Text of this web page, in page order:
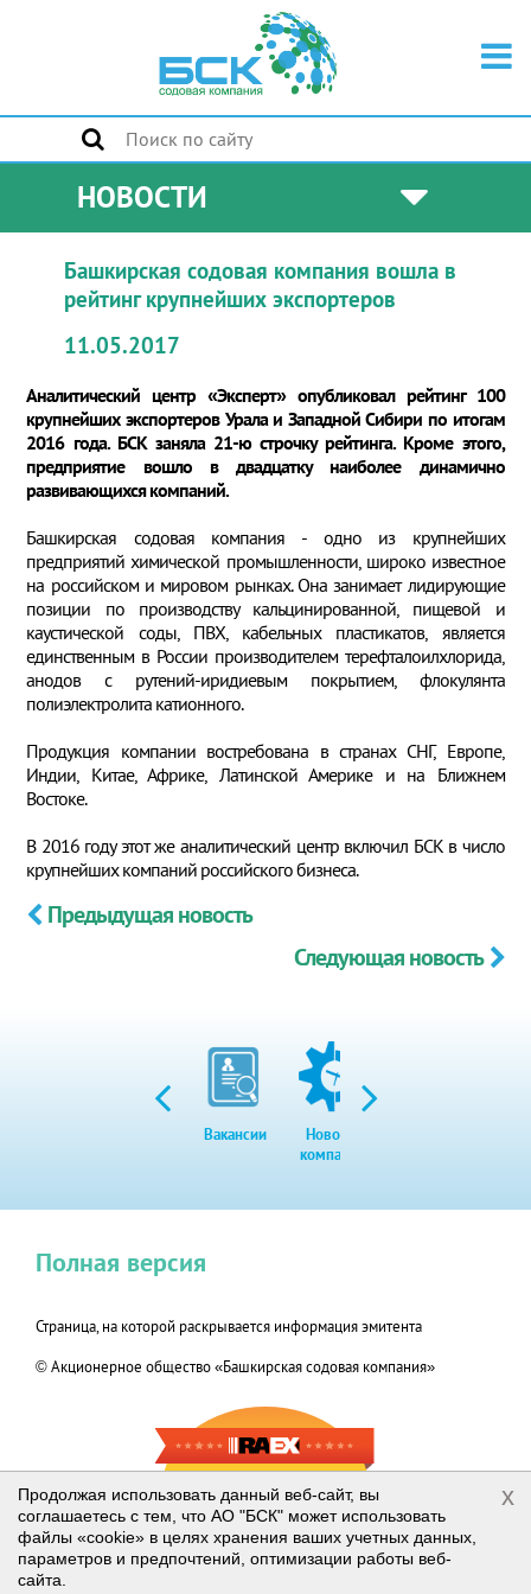
НОВОСТИ
Башкирская содовая компания вошла в
рейтинг крупнейших экспортеров
11.05.2017
Аналитический центр «Эксперт» опубликовал рейтинг 100
крупнейших экспортеров Урала и Западной Сибири по итогам
2016 года. БСК заняла 21-ю строчку рейтинга. Кроме этого,
предприятие вошло в двадцатку наиболее динамично
развивающихся компаний.
Башкирская содовая компания - одно из крупнейших
предприятий химической промышленности, широко известное
на российском и мировом рынках. Она занимает лидирующие
позиции по производству кальцинированной, пищевой и
каустической соды, ПВХ, кабельных пластикатов, является
единственным в России производителем терефталоилхлорида,
анодов с рутений-иридиевым покрытием, флокулянта
полиэлектролита катионного.
Продукция компании востребована в странах СНГ, Европе,
Индии, Китае, Африке, Латинской Америке и на Ближнем
Востоке.
В 2016 году этот же аналитический центр включил БСК в число
крупнейших компаний российского бизнеса.
Предыдущая новость
Следующая новость
Вакансии
Новости
компании
Страница, на которой раскрывается информация эмитента
© Акционерное общество «Башкирская содовая компания»
Полная версия
RAEX-600
2019
Продолжая использовать данный веб-сайт, вы
соглашаетесь с тем, что АО "БСК" может использовать
файлы «cookie» в целях хранения ваших учетных данных,
параметров и предпочтений, оптимизации работы веб-
сайта.
x